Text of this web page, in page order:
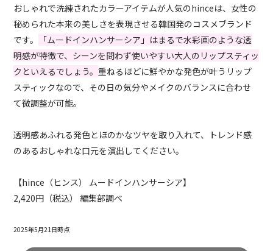
おしゃれで洗練されたカラーアイテムが人気のhinceは、女性の
秘められた本来の美しさを表現させる韓国発のコスメブランド
です。
「ムードインハンサーシア」はまるで水彩画のような透
明感が特徴で、シーンを問わず使いやすい大人のリップスティッ
クといえるでしょう。重ねるほどに鮮やかな発色が叶うリップ
スティックなので、その日の気分やメイクのバランスに合わせ
て微調整が可能。
透明感あふれる発色とほのかなツヤを取り入れて、トレンド感
のあるおしゃれな口元を演出してください。
【hince（ヒンス）
ムードインハンサーシア】
2,420円（税込） 編集部調べ
2025年5月21日時点